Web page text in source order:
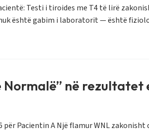
Testi i tiroides me T4 të lirë
është gabim i laboratorit — është
në rezultatet
Pacientin A Një flamur WNL